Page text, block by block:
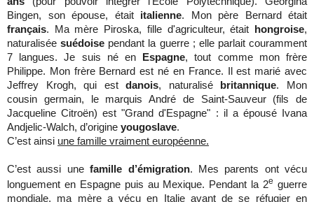
Bingen, son épouse, était italienne. Mon père Bernard était
français. Ma mère Piroska, fille d'agriculteur, était hongroise,
naturaliséesuédoise pendant la guerre ; elle parlait couramment
7 langues. Je suis né en
Espagne, tout comme mon frère
Philippe. Mon frère Bernard est né en France. Il est marié avec
Jeffrey Krogh, qui estdanois, naturalisé britannique. Mon
cousin germain, le marquis André de Saint-Sauveur (fils de
Jacqueline Citroën) est "Grand d'Espagne" : il a épousé Ivana
Andjelic-Walch, d’origine yougoslave.
C’est ainsi une famille vraiment européenne.
C’est aussi unefamille d’émigration. Mes parents ont vécu
longuement en Espagne puis au Mexique. Pendant la 2e guerre
mondiale, ma mère a vécu en Italie avant de se réfugier en